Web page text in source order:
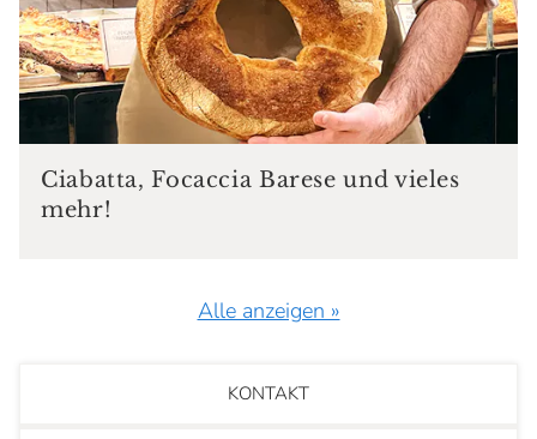
Ciabatta, Focaccia Barese und vieles
mehr!
Alle anzeigen »
KONTAKT